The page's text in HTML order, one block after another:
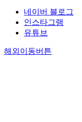
네이버 블로그
인스타그램
유튜브
해외이동버튼